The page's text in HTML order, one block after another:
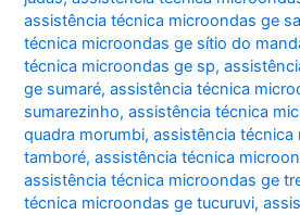
assistência técnica microondas ge
técnica microondas ge sítio do
técnica microondas ge sp,
ge sumaré,assistência técnica
sumarezinho,assistência técnica
quadra morumbi,assistência técnica
tamboré,assistência técnica
assistência técnica microondas ge
técnica microondas ge tucuruvi,